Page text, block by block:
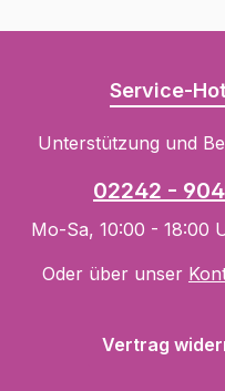
Service-
Unterstützung und
02242 -
Mo-Sa, 10:00 - 18:00
Oder über unser
Vertrag